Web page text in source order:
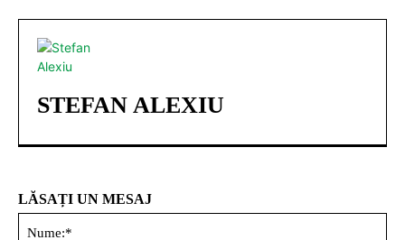
STEFAN ALEXIU
LĂSAȚI UN MESAJ